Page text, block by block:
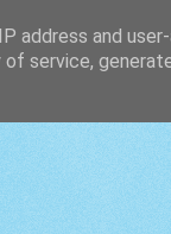
address and
service,